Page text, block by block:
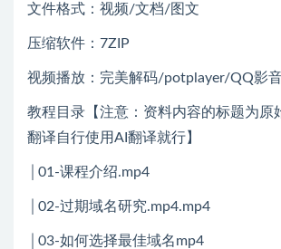
文件格式：视频/文档/图文
压缩软件：7ZIP
视频播放：完美解码/potplayer/QQ影
教程目录【注意：资料内容的标题为原
翻译自行使用AI翻译就行】
│01-课程介绍.mp4
│02-过期域名研究.mp4.mp4
│03-如何选择最佳域名mp4